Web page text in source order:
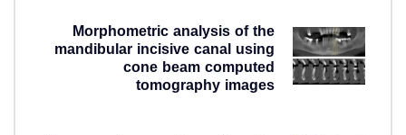
Morphometric analysis of the
mandibular incisive canal using
cone beam computed
tomography images